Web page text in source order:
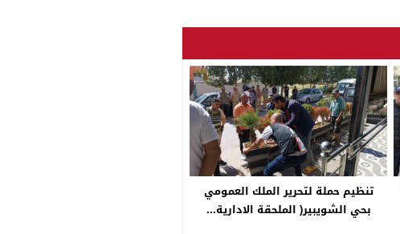
تنظيم حملة لتحرير الملك العمومي
بحي الشويبير( الملحقة الادارية...